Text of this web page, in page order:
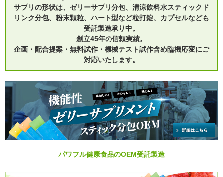
サプリの形状は、ゼリーサプリ分包、清涼飲料水スティックド
リンク分包、粉末顆粒、ハート型など粒打錠、カプセルなども
受託製造承り中。
創立45年の信頼実績。
企画・配合提案・無料試作・機械テスト試作含め臨機応変にご
対応いたします。
パワフル健康食品のOEM受託製造